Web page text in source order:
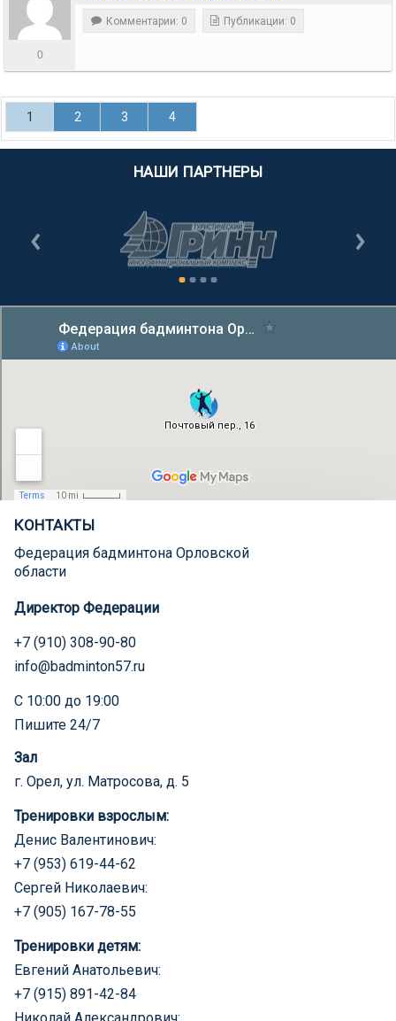
0
Комментарии: 0 Публикации: 0
1 2 3 4
НАШИ ПАРТНЕРЫ
КОНТАКТЫ
Федерация бадминтона Орловской
области
Директор Федерации
+7 (910) 308-90-80
info@badminton57.ru
С 10:00 до 19:00
Пишите 24/7
Зал
г. Орел, ул. Матросова, д. 5
Тренировки взрослым:
Денис Валентинович:
+7 (953) 619-44-62
Сергей Николаевич:
+7 (905) 167-78-55
Тренировки детям:
Евгений Анатольевич:
+7 (915) 891-42-84